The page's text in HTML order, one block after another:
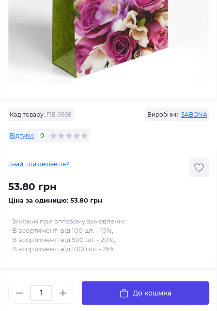
Код товару: ПВ 0968 Виробник: SABONA
Відгуки: 0
Знайшли дешевше?
53.80 грн
Ціна за одиницю: 53.80 грн
Знижки при оптовому замовленні:
В асортименті від 100 шт. - 10%,
В асортименті від 500 шт. - 20%,
В асортименті від 1000 шт - 25%
До кошика